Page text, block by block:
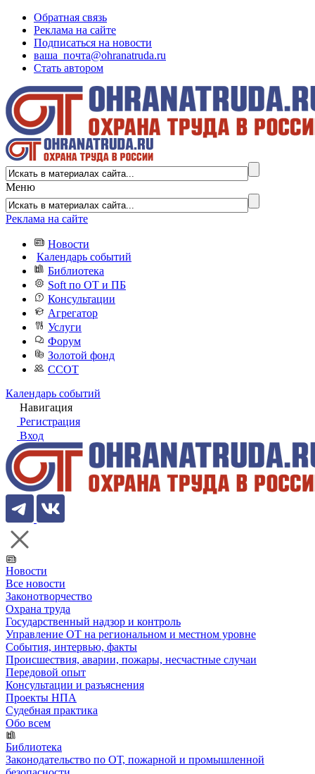
Обратная связь
Реклама на сайте
Подписаться на новости
ваша_почта@ohranatruda.ru
Стать автором
Меню
Реклама на сайте
Новости
Календарь событий
Библиотека
Soft по ОТ и ПБ
Консультации
Агрегатор
Услуги
Форум
Золотой фонд
ССОТ
Календарь событий
Навигация
Регистрация
Вход
Новости
Все новости
Законотворчество
Охрана труда
Государственный надзор и контроль
Управление ОТ на региональном и местном уровне
События, интервью, факты
Происшествия, аварии, пожары, несчастные случаи
Передовой опыт
Консультации и разъяснения
Проекты НПА
Судебная практика
Обо всем
Библиотека
Законодательство по ОТ, пожарной и промышленной